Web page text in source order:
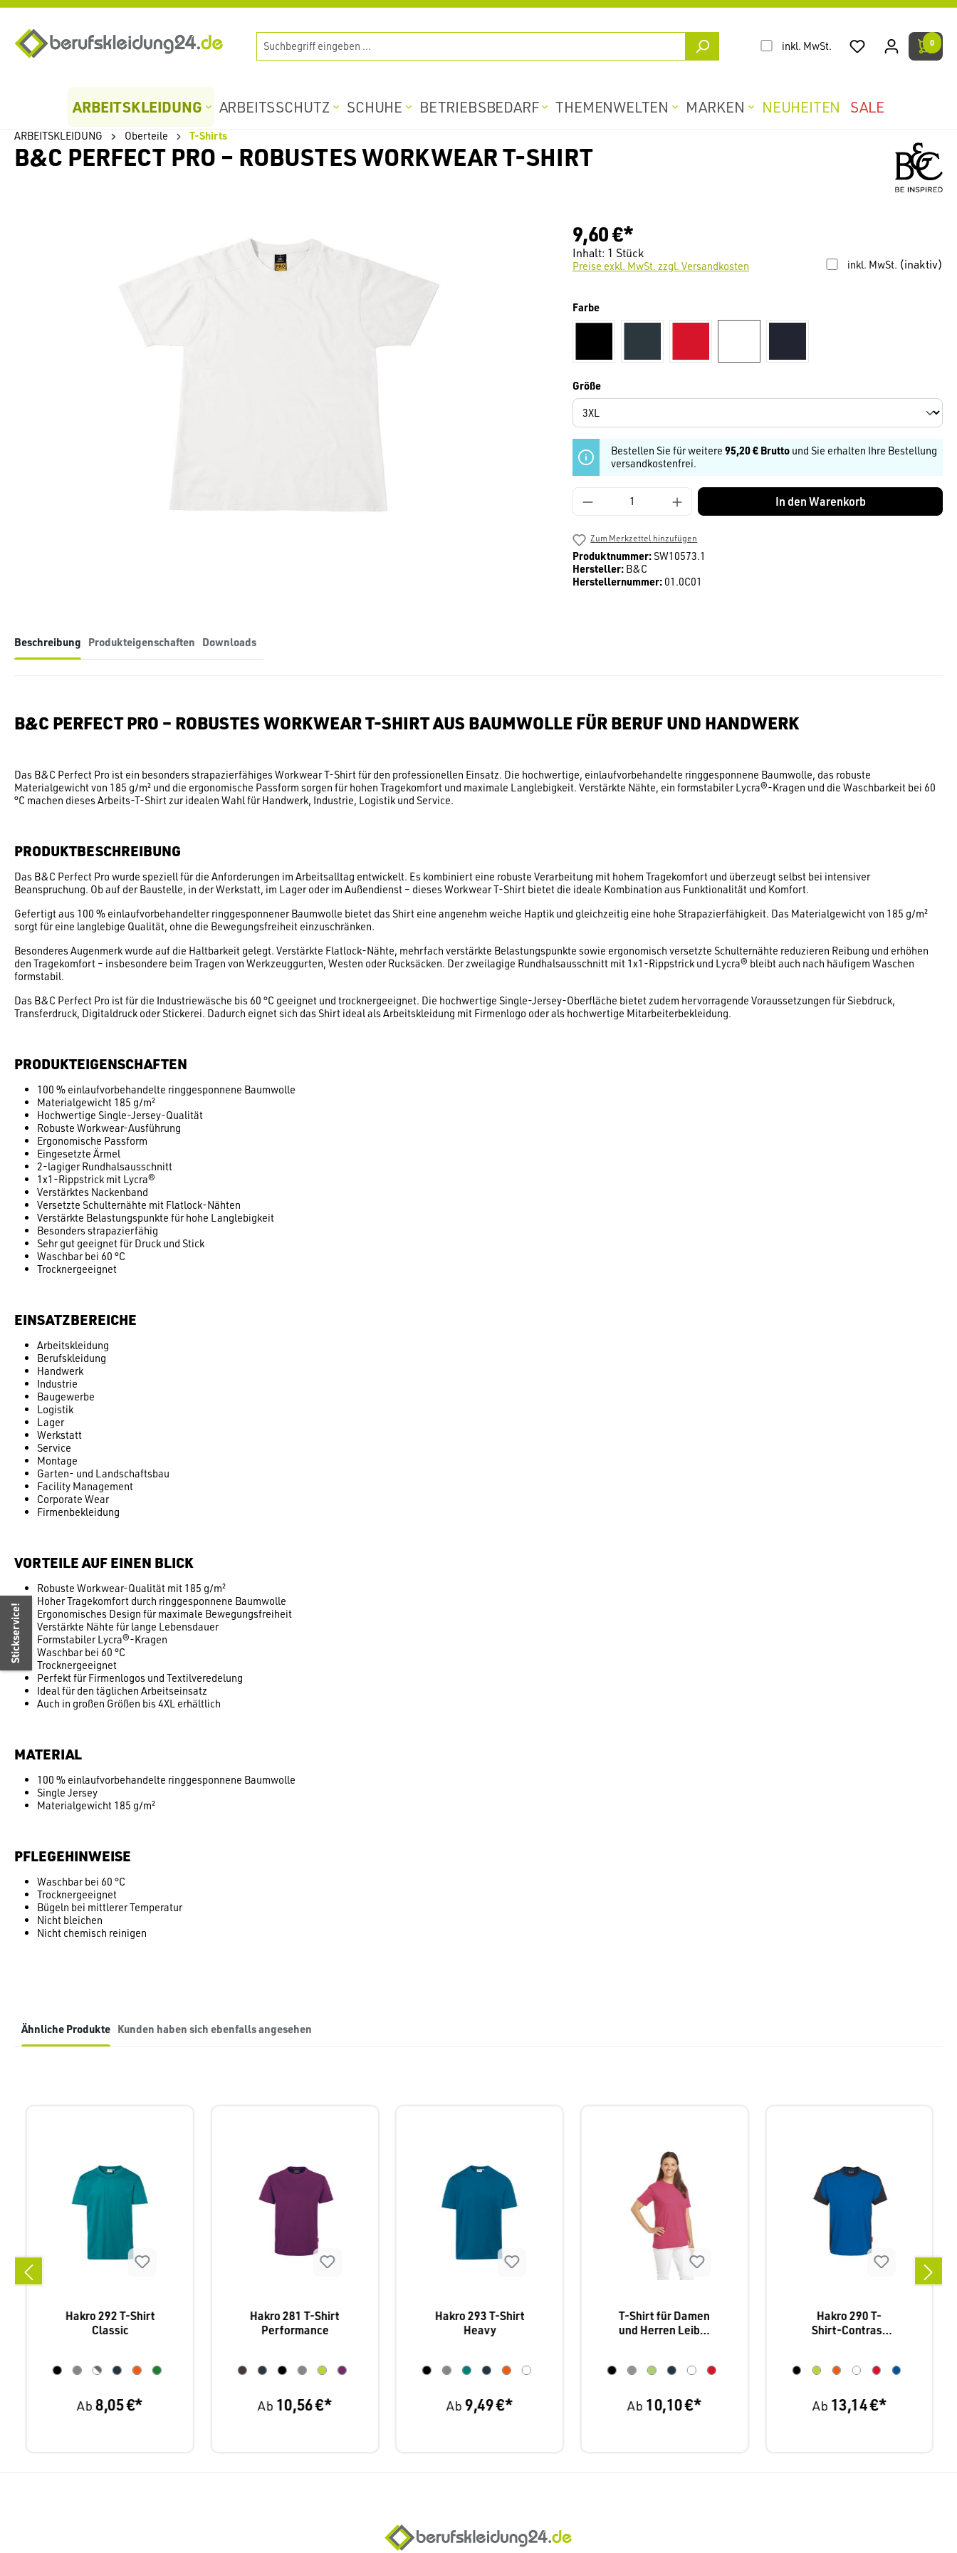
inkl. MwSt. 0
ARBEITSKLEIDUNG ARBEITSSCHUTZ SCHUHE BETRIEBSBEDARF THEMENWELTEN MARKEN NEUHEITEN SALE
ARBEITSKLEIDUNG Oberteile T-Shirts
B&C PERFECT PRO – ROBUSTES WORKWEAR T-SHIRT
9,60 €*
Inhalt: 1 Stück
inkl. MwSt. (inaktiv)
Preise exkl. MwSt. zzgl. Versandkosten
Farbeauswählen
Größeauswählen
Bestellen Sie für weitere 95,20 € Brutto und Sie erhalten Ihre Bestellung
versandkostenfrei.
Produkt Anzahl: Gib den gewünschten Wert ein
In den Warenkorb
Zum Merkzettel hinzufügen
Produktnummer:SW10573.1
Hersteller: B&C
Herstellernummer: 01.0C01
Beschreibung Produkteigenschaften Downloads
B&C PERFECT PRO – ROBUSTES WORKWEAR T-SHIRT AUS BAUMWOLLE FÜR BERUF UND HANDWERK
Das B&C Perfect Pro ist ein besonders strapazierfähiges Workwear T-Shirt für den professionellen Einsatz. Die hochwertige, einlaufvorbehandelte ringgesponnene Baumwolle, das robuste
Materialgewicht von 185 g/m² und die ergonomische Passform sorgen für hohen Tragekomfort und maximale Langlebigkeit. Verstärkte Nähte, ein formstabiler Lycra®-Kragen und die Waschbarkeit bei 60
°C machen dieses Arbeits-T-Shirt zur idealen Wahl für Handwerk, Industrie, Logistik und Service.
PRODUKTBESCHREIBUNG
Das B&C Perfect Pro wurde speziell für die Anforderungen im Arbeitsalltag entwickelt. Es kombiniert eine robuste Verarbeitung mit hohem Tragekomfort und überzeugt selbst bei intensiver
Beanspruchung. Ob auf der Baustelle, in der Werkstatt, im Lager oder im Außendienst – dieses Workwear T-Shirt bietet die ideale Kombination aus Funktionalität und Komfort.
Gefertigt aus 100 % einlaufvorbehandelter ringgesponnener Baumwolle bietet das Shirt eine angenehm weiche Haptik und gleichzeitig eine hohe Strapazierfähigkeit. Das Materialgewicht von 185 g/m²
sorgt für eine langlebige Qualität, ohne die Bewegungsfreiheit einzuschränken.
Besonderes Augenmerk wurde auf die Haltbarkeit gelegt. Verstärkte Flatlock-Nähte, mehrfach verstärkte Belastungspunkte sowie ergonomisch versetzte Schulternähte reduzieren Reibung und erhöhen
den Tragekomfort – insbesondere beim Tragen von Werkzeuggurten, Westen oder Rucksäcken. Der zweilagige Rundhalsausschnitt mit 1x1-Rippstrick und Lycra® bleibt auch nach häufigem Waschen
formstabil.
Das B&C Perfect Pro ist für die Industriewäsche bis 60 °C geeignet und trocknergeeignet. Die hochwertige Single-Jersey-Oberfläche bietet zudem hervorragende Voraussetzungen für Siebdruck,
Transferdruck, Digitaldruck oder Stickerei. Dadurch eignet sich das Shirt ideal als Arbeitskleidung mit Firmenlogo oder als hochwertige Mitarbeiterbekleidung.
PRODUKTEIGENSCHAFTEN
100 % einlaufvorbehandelte ringgesponnene Baumwolle
Materialgewicht 185 g/m²
Hochwertige Single-Jersey-Qualität
Robuste Workwear-Ausführung
Ergonomische Passform
Eingesetzte Ärmel
2-lagiger Rundhalsausschnitt
1x1-Rippstrick mit Lycra®
Verstärktes Nackenband
Versetzte Schulternähte mit Flatlock-Nähten
Verstärkte Belastungspunkte für hohe Langlebigkeit
Besonders strapazierfähig
Sehr gut geeignet für Druck und Stick
Waschbar bei 60 °C
Trocknergeeignet
EINSATZBEREICHE
Arbeitskleidung
Berufskleidung
Handwerk
Industrie
Baugewerbe
Logistik
Lager
Werkstatt
Service
Montage
Garten- und Landschaftsbau
Facility Management
Corporate Wear
Firmenbekleidung
VORTEILE AUF EINEN BLICK
Robuste Workwear-Qualität mit 185 g/m²
Hoher Tragekomfort durch ringgesponnene Baumwolle
Ergonomisches Design für maximale Bewegungsfreiheit
Verstärkte Nähte für lange Lebensdauer
Formstabiler Lycra®-Kragen
Waschbar bei 60 °C
Trocknergeeignet
Perfekt für Firmenlogos und Textilveredelung
Ideal für den täglichen Arbeitseinsatz
Auch in großen Größen bis 4XL erhältlich
MATERIAL
100 % einlaufvorbehandelte ringgesponnene Baumwolle
Single Jersey
Materialgewicht 185 g/m²
PFLEGEHINWEISE
Waschbar bei 60 °C
Trocknergeeignet
Bügeln bei mittlerer Temperatur
Nicht bleichen
Nicht chemisch reinigen
Ähnliche Produkte Kunden haben sich ebenfalls angesehen
Hakro 292 T-Shirt
Classic
Ab 8,05 €*
Hakro 281 T-Shirt
Performance
Ab 10,56 €*
Hakro 293 T-Shirt
Heavy
Ab9,49 €*
T-Shirt für Damen
und Herren Leiber
Ab 10,10 €*
Hakro 290 T-
Shirt-Contrast
Ab 13,14 €*
Stickservice!